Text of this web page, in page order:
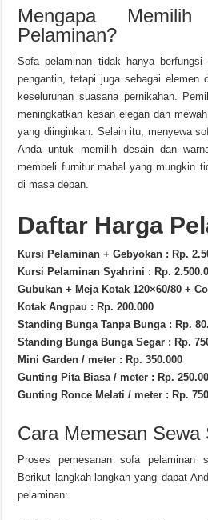
Mengapa
Pelaminan?
Sofa pelaminan tidak hanya
pengantin, tetapi juga sebagai elemen
keseluruhan suasana pernikahan.
meningkatkan kesan elegan dan
yang diinginkan. Selain itu, menyewa
Anda untuk memilih desain dan
membeli furnitur mahal yang mungkin
di masa depan.
Daftar Harga
Kursi Pelaminan + Gebyokan : Rp.
Kursi Pelaminan Syahrini : Rp.
Gubukan + Meja Kotak 120×60/80 +
Kotak Angpau : Rp. 200.000
Standing Bunga Tanpa Bunga : Rp.
Standing Bunga Bunga Segar : Rp.
Mini Garden / meter : Rp. 350.000
Gunting Pita Biasa / meter : Rp.
Gunting Ronce Melati / meter : Rp.
Cara Memesan Sewa
Proses pemesanan sofa pelaminan
Berikut langkah-langkah yang dapat
pelaminan: